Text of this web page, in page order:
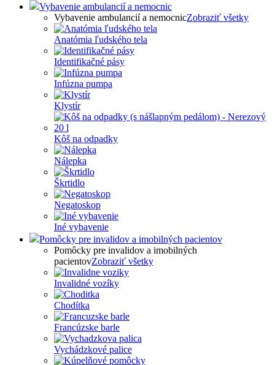
Vybavenie ambulancií a nemocnic
Vybavenie ambulancií a nemocnicZobraziť všetky
Anatómia ľudského tela
Identifikačné pásy
Infúzna pumpa
Klystír
Kôš na odpadky
Nálepka
Škrtidlo
Negatoskop
Iné vybavenie
Pomôcky pre invalidov a imobilných pacientov
Pomôcky pre invalidov a imobilných
pacientovZobraziť všetky
Invalidné vozíky
Chodítka
Francúzske barle
Vychádzkové palice